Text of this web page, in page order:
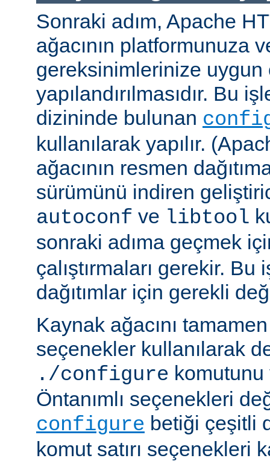
Sonraki adım, Apache
ağacının platformunuza
gereksinimlerinize uygun
yapılandırılmasıdır. Bu
dizininde bulunan
kullanılarak yapılır.
ağacının resmen
sürümünü indiren
autoconf ve libtool
sonraki adıma geçmek
çalıştırmaları gerekir. Bu
dağıtımlar için gerekli
Kaynak ağacını tamamen
seçenekler kullanılarak
./configure
Öntanımlı seçenekleri
configure betiği çeşitli
komut satırı seçenekleri